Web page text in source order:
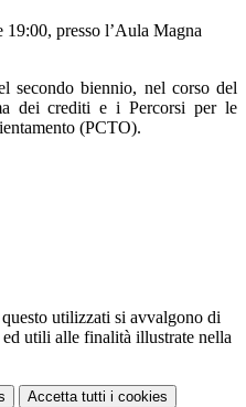
19:00, presso l’Aula Magna
secondo biennio, nel corso del
dei crediti e i Percorsi per le
(PCTO).
utilizzati si avvalgono di
utili alle finalità illustrate nella
Accetta tutti i cookies